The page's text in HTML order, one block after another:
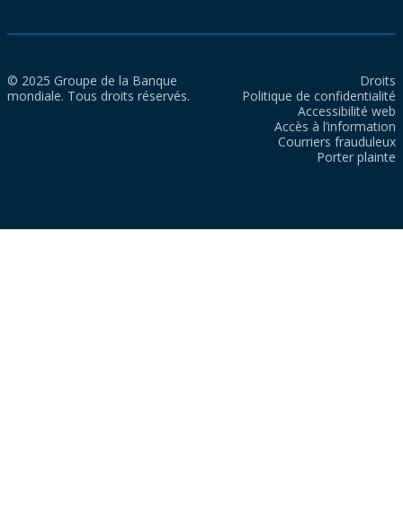
© 2025 Groupe de la Banque
mondiale. Tous droits réservés.
Droits
Politique de confidentialité
Accessibilité web
Accès à l’information
Courriers frauduleux
Porter plainte